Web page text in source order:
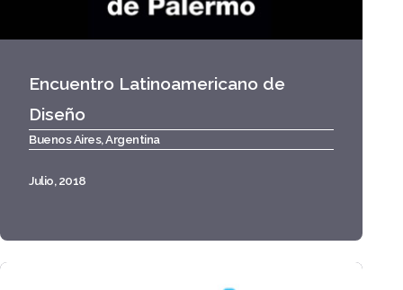
Encuentro Latinoamericano de
Diseño
Buenos Aires, Argentina
Julio, 2018